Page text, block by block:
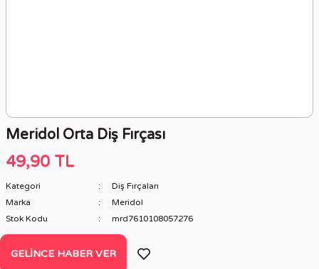
Meridol Orta Diş Fırçası
49,90 TL
Kategori
Diş Fırçaları
Marka
Meridol
Stok Kodu
mrd7610108057276
GELINCE HABER VER